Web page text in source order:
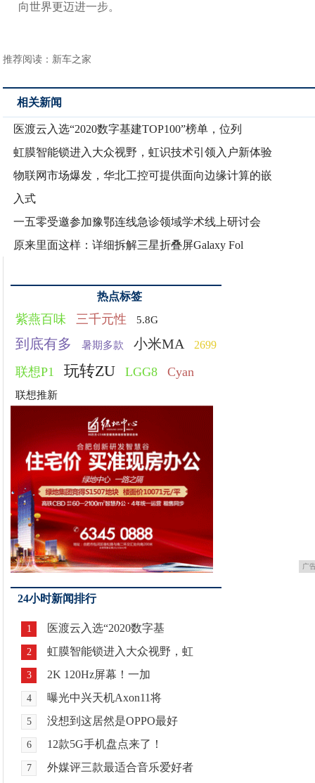
向世界更迈进一步。
推荐阅读： 新车之家
相关新闻
医渡云入选“2020数字基建TOP100”榜单，位列
虹膜智能锁进入大众视野，虹识技术引领入户新体验
物联网市场爆发，华北工控可提供面向边缘计算的嵌
入式
一五零受邀参加豫鄂连线急诊领域学术线上研讨会
原来里面这样：详细拆解三星折叠屏Galaxy Fol
热点标签
紫燕百味 三千元性 5.8G
到底有多 暑期多款 小米MA 2699
联想P1 玩转ZU LGG8 Cyan
联想推新
广
24小时新闻排行
1 医渡云入选“2020数字基
2 虹膜智能锁进入大众视野，虹
3 2K 120Hz屏幕！一加
4 曝光中兴天机Axon11将
5 没想到这居然是OPPO最好
6 12款5G手机盘点来了！
7 外媒评三款最适合音乐爱好者